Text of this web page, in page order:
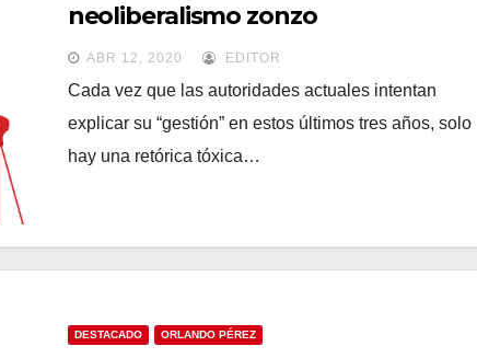
neoliberalismo zonzo
ABR 12, 2020 EDITOR
Cada vez que las autoridades actuales intentan
explicar su “gestión” en estos últimos tres años, solo
hay una retórica tóxica…
DESTACADO ORLANDO PÉREZ